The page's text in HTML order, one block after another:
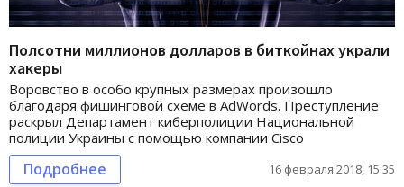
Полсотни миллионов долларов в биткойнах украли
хакеры
Воровство в особо крупных размерах произошло
благодаря фишинговой схеме в AdWords. Преступление
раскрыл Департамент киберполиции Национальной
полиции Украины с помощью компании Cisco
Подробнее 16 февраля 2018, 15:35